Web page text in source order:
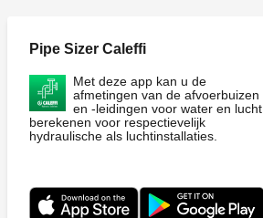
Pipe Sizer Caleffi
Met deze app kan u de
afmetingen van de afvoerbuizen
en -leidingen voor water en lucht
berekenen voor respectievelijk
hydraulische als luchtinstallaties.